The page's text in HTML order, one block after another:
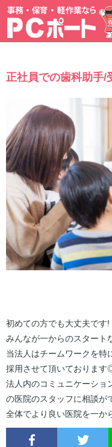
正社員での歯科助手
初めての方でも大丈夫で
みんなが一からのスタート
当法人はチームワークを特
採用させて頂いておりま
法人内のコミュニケーショ
の医院のスタッフに相談が
全体でより良い医院を一